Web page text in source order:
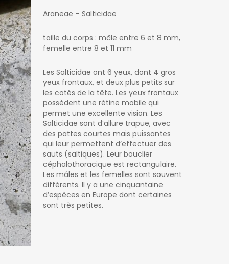
Araneae – Salticidae
taille du corps : mâle entre 6 et 8 mm,
femelle entre 8 et 11 mm
Les Salticidae ont 6 yeux, dont 4 gros
yeux frontaux, et deux plus petits sur
les cotés de la tête. Les yeux frontaux
possèdent une rétine mobile qui
permet une excellente vision. Les
Salticidae sont d’allure trapue, avec
des pattes courtes mais puissantes
qui leur permettent d’effectuer des
sauts (saltiques). Leur bouclier
céphalothoracique est rectangulaire.
Les mâles et les femelles sont souvent
différents. Il y a une cinquantaine
d’espèces en Europe dont certaines
sont très petites.